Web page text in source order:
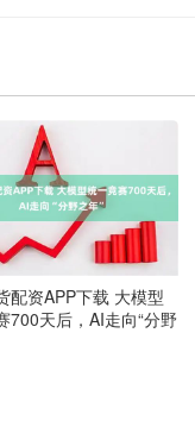
配资APP下载 大模型
700天后，AI走向“分野